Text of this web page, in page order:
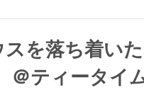
を落ち着いた
ティータイ